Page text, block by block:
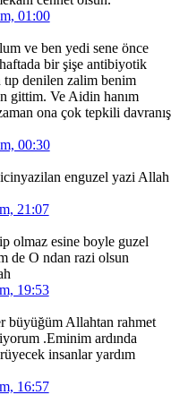
01:00
ve ben yedi sene önce
bir şişe antibiyotik
denilen zalim benim
gittim. Ve Aidin hanım
ona çok tepkili davranış
00:30
enguzel yazi Allah
21:07
olmaz esine boyle guzel
de O ndan razi olsun
19:53
büyüğüm Allahtan rahmet
.Eminim ardında
insanlar yardım
16:57